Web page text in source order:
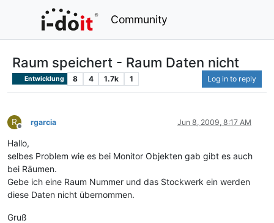
Community
Raum speichert - Raum Daten nicht
Entwicklung 8 4 1.7k 1 Log in to reply
R
Offline
rgarcia Jun 8, 2009, 8:17 AM
Hallo,
selbes Problem wie es bei Monitor Objekten gab gibt es auch
bei Räumen.
Gebe ich eine Raum Nummer und das Stockwerk ein werden
diese Daten nicht übernommen.
Gruß